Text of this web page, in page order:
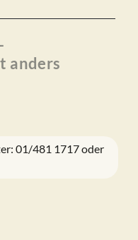
anders
01/481 1717 oder